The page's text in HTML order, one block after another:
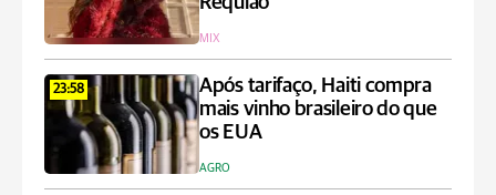
MIX
23:58
Após tarifaço, Haiti compra
mais vinho brasileiro do que
os EUA
AGRO